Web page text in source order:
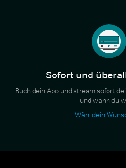
Sofort und
Buch dein Abo und stream sofort
und wann du
Wähl dein